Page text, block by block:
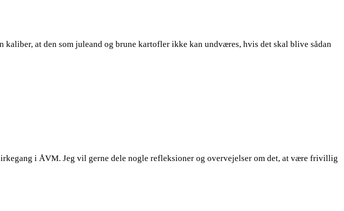
at den som juleand og brune kartofler ikke kan undværes, hvis det skal blive sådan
i ÅVM. Jeg vil gerne dele nogle refleksioner og overvejelser om det, at være frivillig